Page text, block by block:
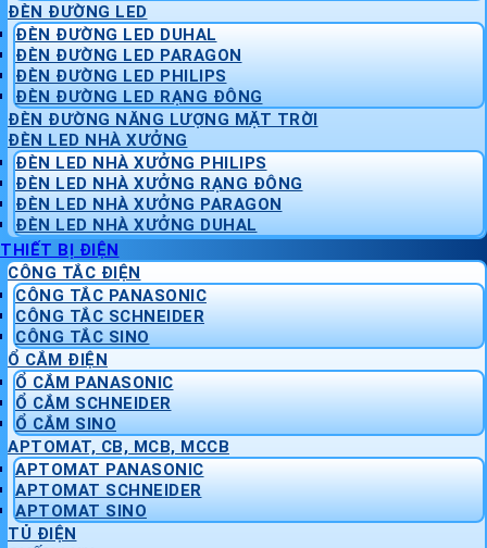
ĐÈN ĐƯỜNG LED
ĐÈN ĐƯỜNG LED DUHAL
ĐÈN ĐƯỜNG LED PARAGON
ĐÈN ĐƯỜNG LED PHILIPS
ĐÈN ĐƯỜNG LED RẠNG ĐÔNG
ĐÈN ĐƯỜNG NĂNG LƯỢNG MẶT TRỜI
ĐÈN LED NHÀ XƯỞNG
ĐÈN LED NHÀ XƯỞNG PHILIPS
ĐÈN LED NHÀ XƯỞNG RẠNG ĐÔNG
ĐÈN LED NHÀ XƯỞNG PARAGON
ĐÈN LED NHÀ XƯỞNG DUHAL
THIẾT BỊ ĐIỆN
CÔNG TẮC ĐIỆN
CÔNG TẮC PANASONIC
CÔNG TẮC SCHNEIDER
CÔNG TẮC SINO
Ổ CẮM ĐIỆN
Ổ CẮM PANASONIC
Ổ CẮM SCHNEIDER
Ổ CẮM SINO
APTOMAT, CB, MCB, MCCB
APTOMAT PANASONIC
APTOMAT SCHNEIDER
APTOMAT SINO
TỦ ĐIỆN